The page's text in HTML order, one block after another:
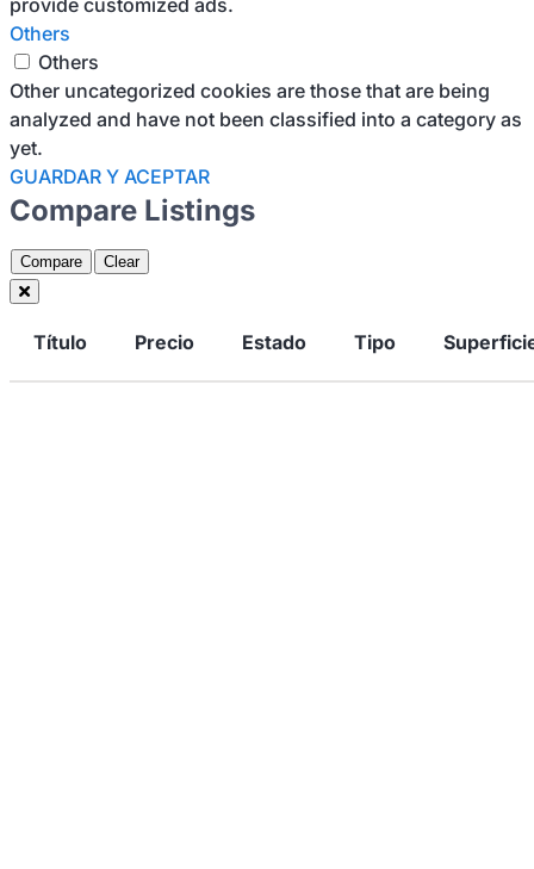
Others
Others
Other uncategorized cookies are those that are being
analyzed and have not been classified into a category as
yet.
GUARDAR Y ACEPTAR
Compare Listings
Compare Clear
Título Precio Estado Tipo